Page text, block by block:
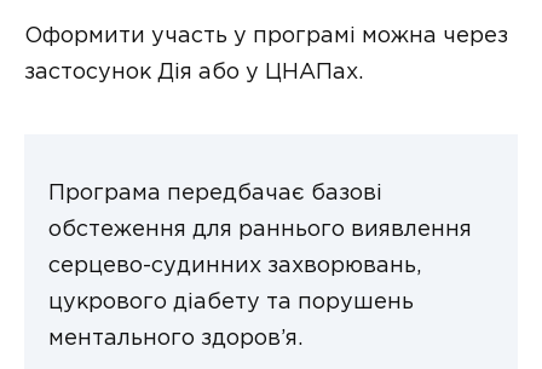
Оформити участь у програмі можна через
застосунок Дія або у ЦНАПах.
Програма передбачає базові
обстеження для раннього виявлення
серцево-судинних захворювань,
цукрового діабету та порушень
ментального здоров’я.